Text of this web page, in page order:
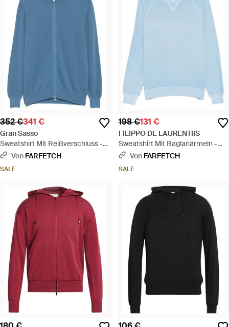
352 €341 €
Gran Sasso
Sweatshirt Mit Reißverschluss -
BlauVon FARFETCH
SALE
198 €131 €
FILIPPO DE LAURENTIIS
Sweatshirt Mit Raglanärmeln -
BlauVon FARFETCH
SALE